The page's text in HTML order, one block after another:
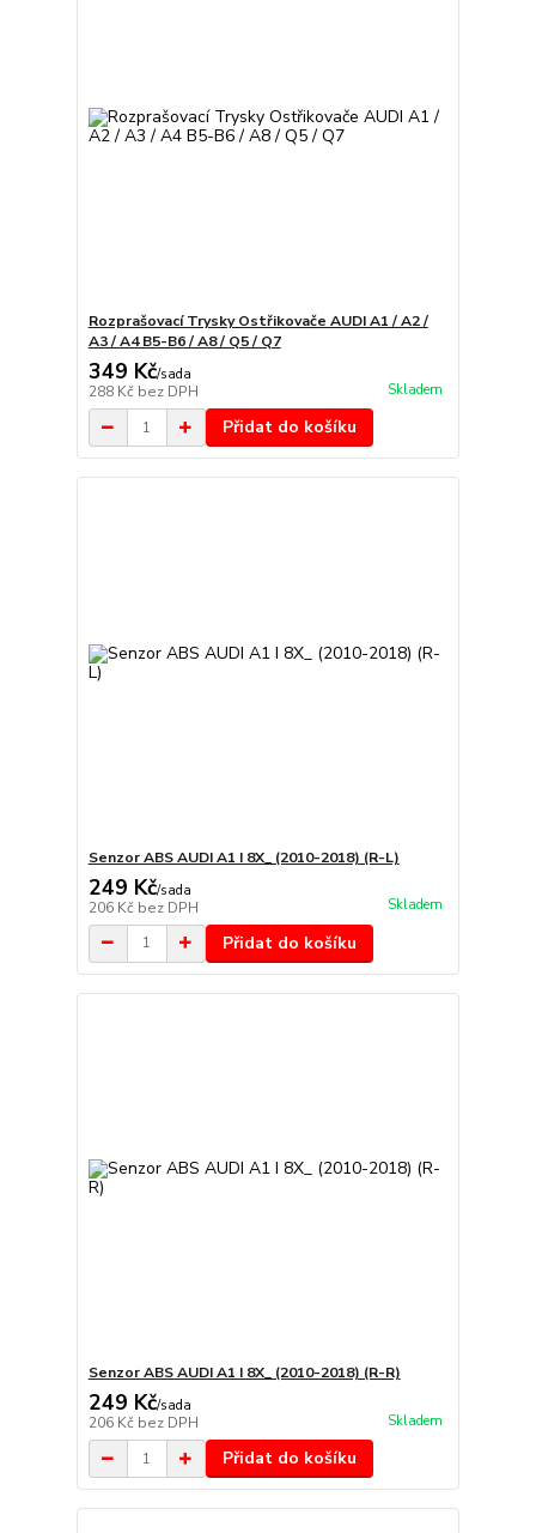
Rozprašovací Trysky Ostřikovače AUDI A1 / A2 /
A3 / A4 B5-B6 / A8 / Q5 / Q7
349 Kč/sada
288 Kč bez DPH Skladem
Přidat do košíku
Senzor ABS AUDI A1 I 8X_ (2010-2018) (R-L)
249 Kč/sada
206 Kč bez DPH Skladem
Přidat do košíku
Senzor ABS AUDI A1 I 8X_ (2010-2018) (R-R)
249 Kč/sada
206 Kč bez DPH Skladem
Přidat do košíku